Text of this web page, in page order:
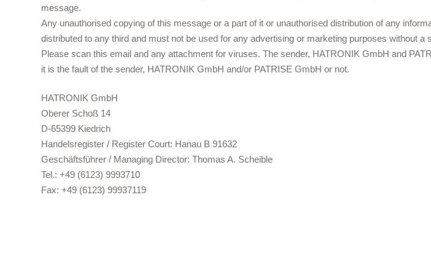
message.
Any unauthorised copying of this message or a part of it or unauthorised distribution of any
distributed to any third and must not be used for any advertising or marketing purposes without a
Please scan this email and any attachment for viruses. The sender, HATRONIK GmbH and
it is the fault of the sender, HATRONIK GmbH and/or PATRISE GmbH or not.
HATRONIK GmbH
Oberer Schoß 14
D-65399 Kiedrich
Handelsregister / Register Court: Hanau B 91632
Geschäftsführer / Managing Director: Thomas A. Scheible
Tel.: +49 (6123) 9993710
Fax: +49 (6123) 99937119